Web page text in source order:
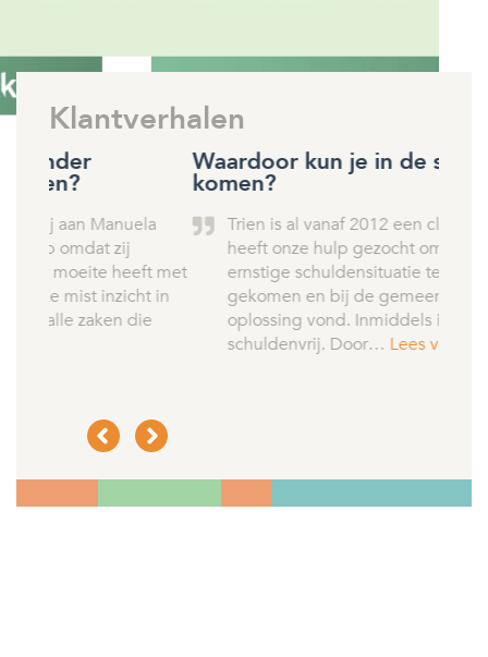
Klantverhalen
Waardoor kun je in de schulden
komen?
Trien is al vanaf 2012 een cliënt bij Aktiva. Zij
heeft onze hulp gezocht omdat ze in een
ernstige schuldensituatie terecht was
gekomen en bij de gemeente geen
oplossing vond. Inmiddels is Trien al jaren
schuldenvrij. Door…Lees verder